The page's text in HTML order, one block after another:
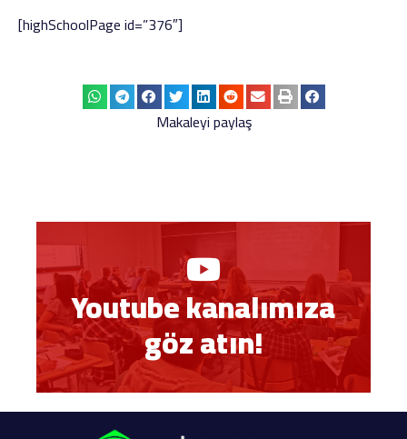
[highSchoolPage id=”376″]
Makaleyi paylaş
Youtube kanalımıza
göz atın!